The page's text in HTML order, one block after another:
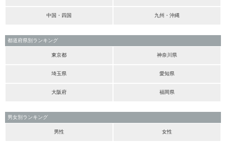
中国・四国 九州・沖縄
都道府県別ランキング
東京都 神奈川県
埼玉県 愛知県
大阪府 福岡県
男女別ランキング
男性 女性